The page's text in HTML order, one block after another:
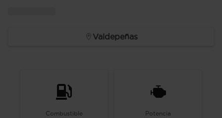
Valdepeñas
Combustible Potencia